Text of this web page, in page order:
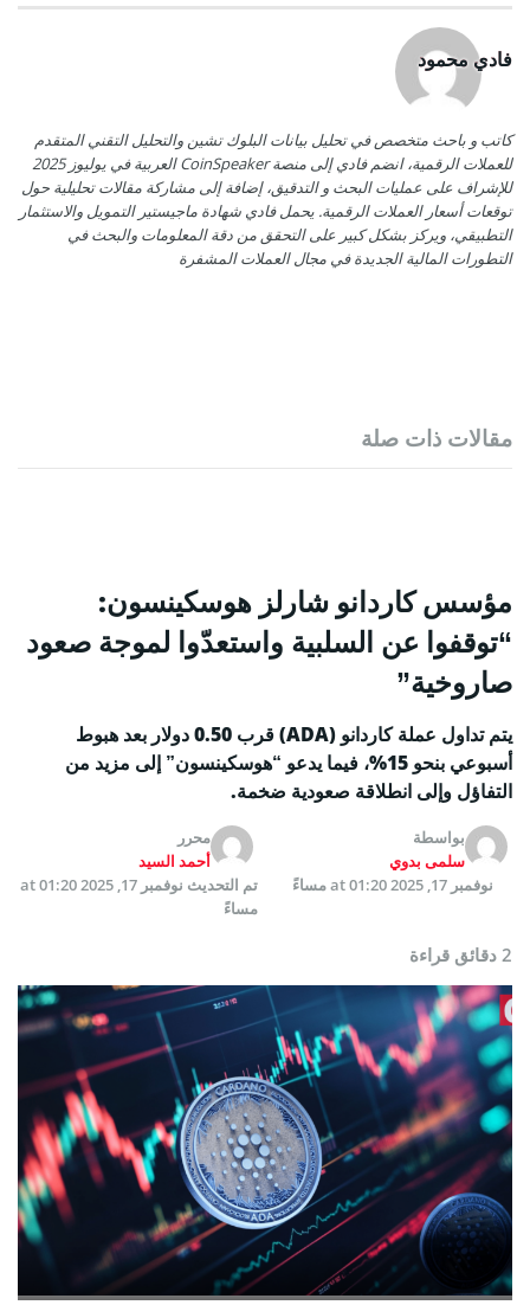
فادي محمود
كاتب و باحث متخصص في تحليل بيانات البلوك تشين والتحليل التقني المتقدم
للعملات الرقمية، انضم فادي إلى منصة CoinSpeaker العربية في يوليوز 2025
للإشراف على عمليات البحث و التدقيق، إضافة إلى مشاركة مقالات تحليلية حول
توقعات أسعار العملات الرقمية. يحمل فادي شهادة ماجيستير التمويل والاستثمار
التطبيقي، ويركز بشكل كبير على التحقق من دقة المعلومات والبحث في
التطورات المالية الجديدة في مجال العملات المشفرة
مقالات ذات صلة
مؤسس كاردانو شارلز هوسكينسون:
“توقفوا عن السلبية واستعدّوا لموجة صعود
صاروخية”
يتم تداول عملة كاردانو (ADA) قرب 0.50 دولار بعد هبوط
أسبوعي بنحو 15%، فيما يدعو “هوسكينسون” إلى مزيد من
التفاؤل وإلى انطلاقة صعودية ضخمة.
بواسطة
سلمى بدوي
محرر
أحمد السيد
نوفمبر 17, 2025 at 01:20 مساءً
تم التحديث
نوفمبر 17, 2025 at 01:20
مساءً
2 دقائق قراءة